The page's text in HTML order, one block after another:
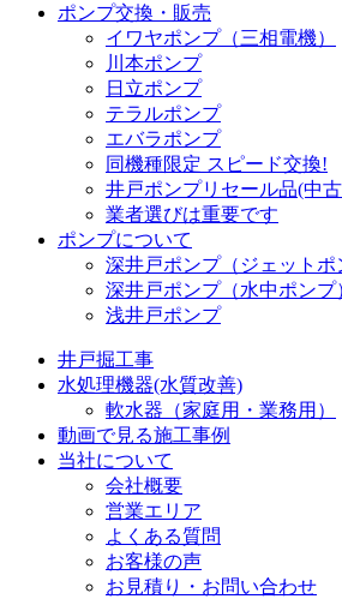
ポンプ交換・販売
イワヤポンプ（三相電機）
川本ポンプ
日立ポンプ
テラルポンプ
エバラポンプ
同機種限定 スピード交換!
井戸ポンプリセール品(中
業者選びは重要です
ポンプについて
深井戸ポンプ（ジェットポ
深井戸ポンプ（水中ポンプ
浅井戸ポンプ
井戸掘工事
水処理機器(水質改善)
軟水器（家庭用・業務用）
動画で見る施工事例
当社について
会社概要
営業エリア
よくある質問
お客様の声
お見積り・お問い合わせ